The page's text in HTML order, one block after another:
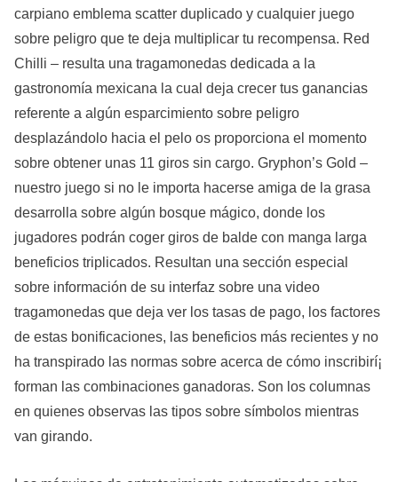
carpiano emblema scatter duplicado y cualquier juego
sobre peligro que te deja multiplicar tu recompensa. Red
Chilli – resulta una tragamonedas dedicada a la
gastronomía mexicana la cual deja crecer tus ganancias
referente a algún esparcimiento sobre peligro
desplazándolo hacia el pelo os proporciona el momento
sobre obtener unas 11 giros sin cargo. Gryphon’s Gold –
nuestro juego si no le importa hacerse amiga de la grasa
desarrolla sobre algún bosque mágico, donde los
jugadores podrán coger giros de balde con manga larga
beneficios triplicados. Resultan una sección especial
sobre información de su interfaz sobre una video
tragamonedas que deja ver los tasas de pago, los factores
de estas bonificaciones, las beneficios más recientes y no
ha transpirado las normas sobre acerca de cómo inscribirí¡
forman las combinaciones ganadoras. Son los columnas
en quienes observas las tipos sobre símbolos mientras
van girando.